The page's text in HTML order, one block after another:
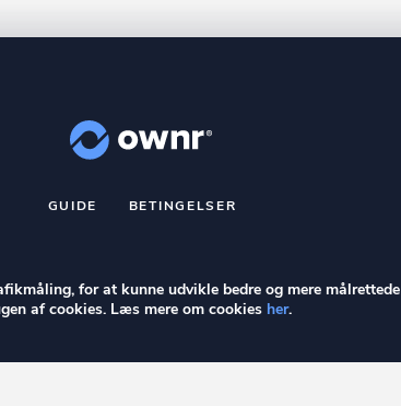
GUIDE BETINGELSER
26. 2., 2600 Glostrup, info@ownr.dk
for at kunne udvikle bedre og mere målrettede
af cookies. Læs mere om cookies her.